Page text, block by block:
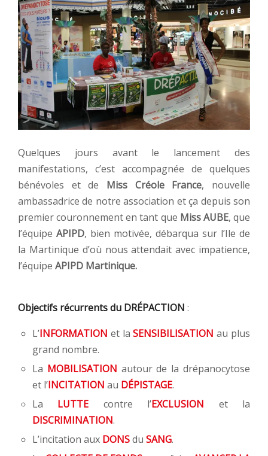
Quelques jours avant le lancement des
manifestations, c’est accompagnée de quelques
bénévoles et de Miss Créole France, nouvelle
ambassadrice de notre association et ça depuis son
premier couronnement en tant que Miss AUBE, que
l’équipe APIPD, bien motivée, débarqua sur l’Ile de
la Martinique d’où nous attendait avec impatience,
l’équipe APIPD Martinique.
Objectifs récurrents du DRÉPACTION :
L’INFORMATION et laSENSIBILISATION au plus
grand nombre.
La MOBILISATION autour de la drépanocytose
et l’INCITATION au DÉPISTAGE.
La LUTTE contre l’EXCLUSION et la
DISCRIMINATION.
L’incitation aux DONSdu SANG.